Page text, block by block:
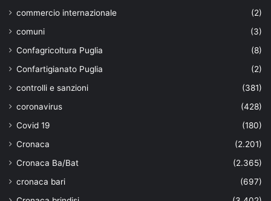
commercio internazionale
(2)
comuni
(3)
Confagricoltura Puglia
(8)
Confartigianato Puglia
(2)
controlli e sanzioni
(381)
coronavirus
(428)
Covid 19
(180)
Cronaca
(2.201)
Cronaca Ba/Bat
(2.365)
cronaca bari
(697)